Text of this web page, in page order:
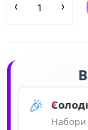
🎉
Набори